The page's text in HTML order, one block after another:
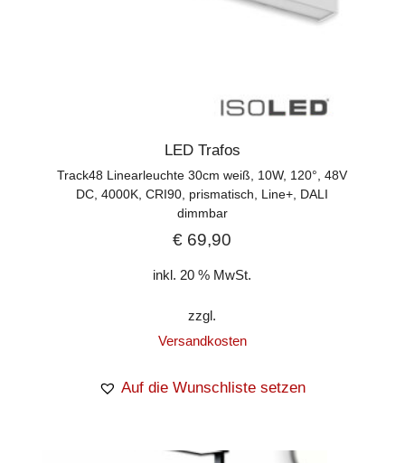
LED Trafos
Track48 Linearleuchte 30cm weiß, 10W, 120°, 48V
DC, 4000K, CRI90, prismatisch, Line+, DALI
dimmbar
€ 69,90
inkl. 20 % MwSt.
zzgl.
Versandkosten
Auf die Wunschliste setzen